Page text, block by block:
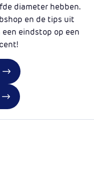
diameter hebben.
en de tips uit
eindstop op een